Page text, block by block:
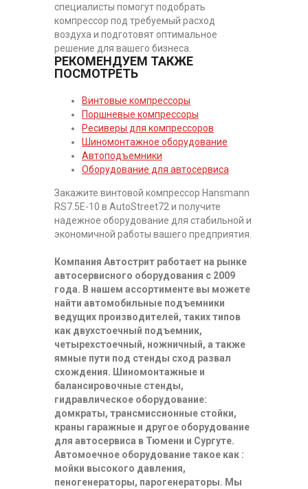
специалисты помогут подобрать
компрессор под требуемый расход
воздуха и подготовят оптимальное
решение для вашего бизнеса.
РЕКОМЕНДУЕМ ТАКЖЕ
ПОСМОТРЕТЬ
Винтовые компрессоры
Поршневые компрессоры
Ресиверы для компрессоров
Шиномонтажное оборудование
Автоподъемники
Оборудование для автосервиса
Закажите винтовой компрессор Hansmann
RS7.5E-10 в AutoStreet72 и получите
надежное оборудование для стабильной и
экономичной работы вашего предприятия.
Компания Автострит работает на рынке
автосервисного оборудования с 2009
года. В нашем ассортименте вы можете
найти автомобильные подъемники
ведущих производителей, таких типов
как двухстоечный подъемник,
четырехстоечный, ножничный, а также
ямные пути под стенды сход развал
схождения. Шиномонтажные и
балансировочные стенды,
гидравлическое оборудование:
домкраты, трансмиссионные стойки,
краны гаражные и другое оборудование
для автосервиса в Тюмени и Сургуте.
Автомоечное оборудование такое как :
мойки высокого давления,
пеногенераторы, парогенераторы. Мы